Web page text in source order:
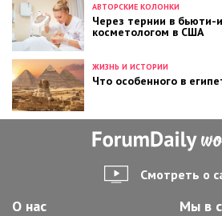
АВТОРСКИЕ КОЛОНКИ
Через тернии в бьюти-
косметологом в США
ЖИЗНЬ И ИСТОРИИ
Что особенного в
Смотреть о
О нас
Мы в